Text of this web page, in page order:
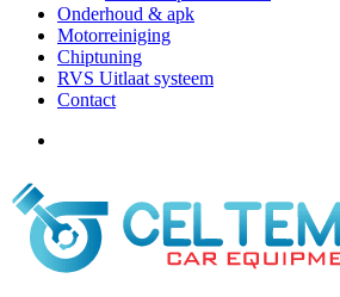
Onderhoud & apk
Motorreiniging
Chiptuning
RVS Uitlaat systeem
Contact